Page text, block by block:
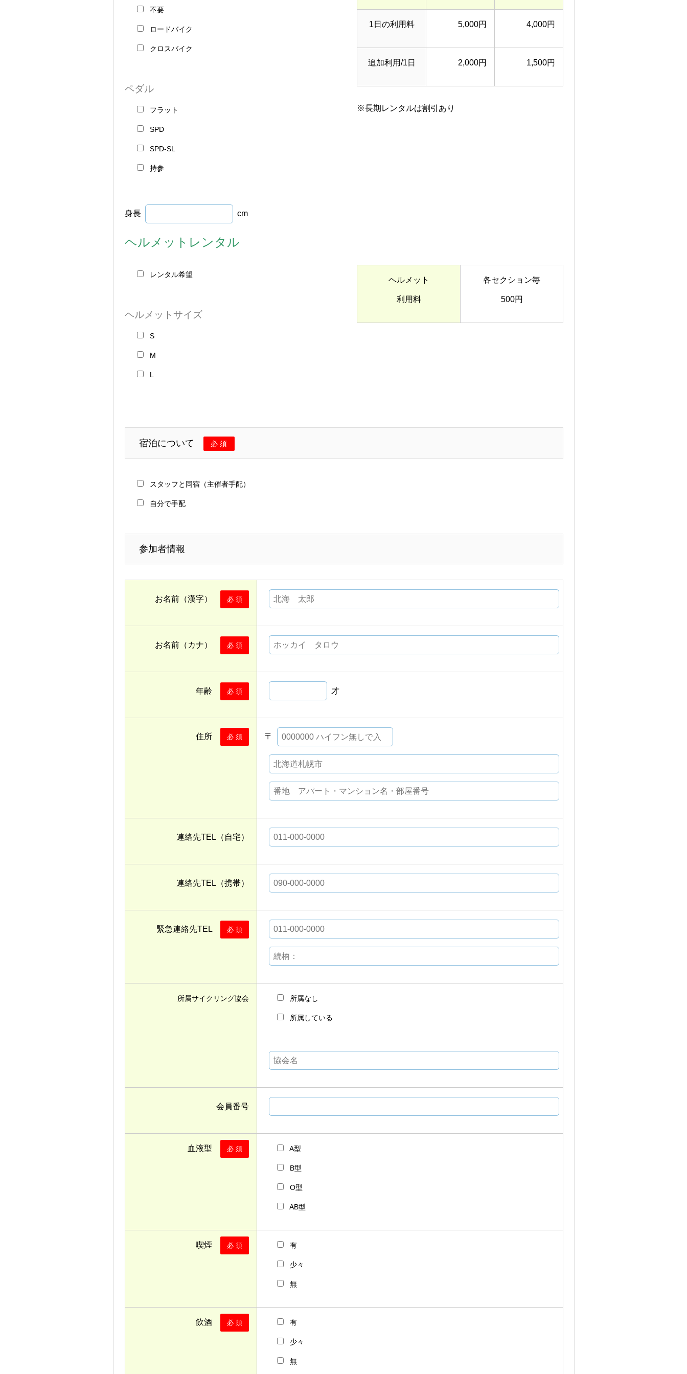
不要
ロードバイク
クロスバイク
ペダル
フラット
SPD
SPD-SL
持参
1日の利用料 5,000円 4,000円
追加利用/1日 2,000円 1,500円
※長期レンタルは割引あり
身長 cm
ヘルメットレンタル
レンタル希望
ヘルメットサイズ
S
M
L
ヘルメット
利用料
各セクション毎
500円
宿泊について 必 須
スタッフと同宿（主催者手配）
自分で手配
参加者情報
お名前（漢字） 必 須
お名前（カナ） 必 須
年齢 必 須 才
住所 必 須 〒
連絡先TEL（自宅）
連絡先TEL（携帯）
緊急連絡先TEL 必 須
所属サイクリング協会 所属なし
所属している
会員番号
血液型 必 須 A型
B型
O型
AB型
喫煙 必 須 有
少々
無
飲酒 必 須 有
少々
無